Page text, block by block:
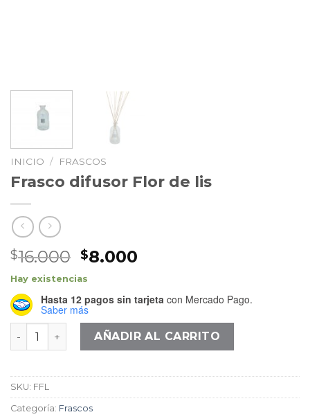
INICIO / FRASCOS
Frasco difusor Flor de lis
$16.000 El
precio
era:
$16.000.
$8.000
es:
$8.000.
Hay existencias
Hasta 12 pagos sin tarjeta con Mercado Pago.
Saber más
Frasco difusor Flor de lis cantidad
AÑADIR AL CARRITO
SKU: FFL
Categoría: Frascos